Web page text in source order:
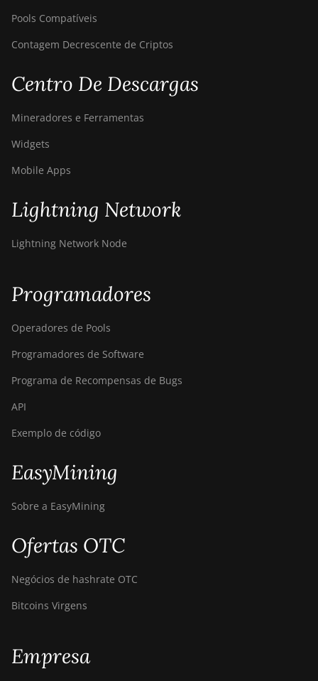
Pools Compatíveis
Contagem Decrescente de Criptos
Centro De Descargas
Mineradores e Ferramentas
Widgets
Mobile Apps
Lightning Network
Lightning Network Node
Programadores
Operadores de Pools
Programadores de Software
Programa de Recompensas de Bugs
API
Exemplo de código
EasyMining
Sobre a EasyMining
Ofertas OTC
Negócios de hashrate OTC
Bitcoins Virgens
Empresa